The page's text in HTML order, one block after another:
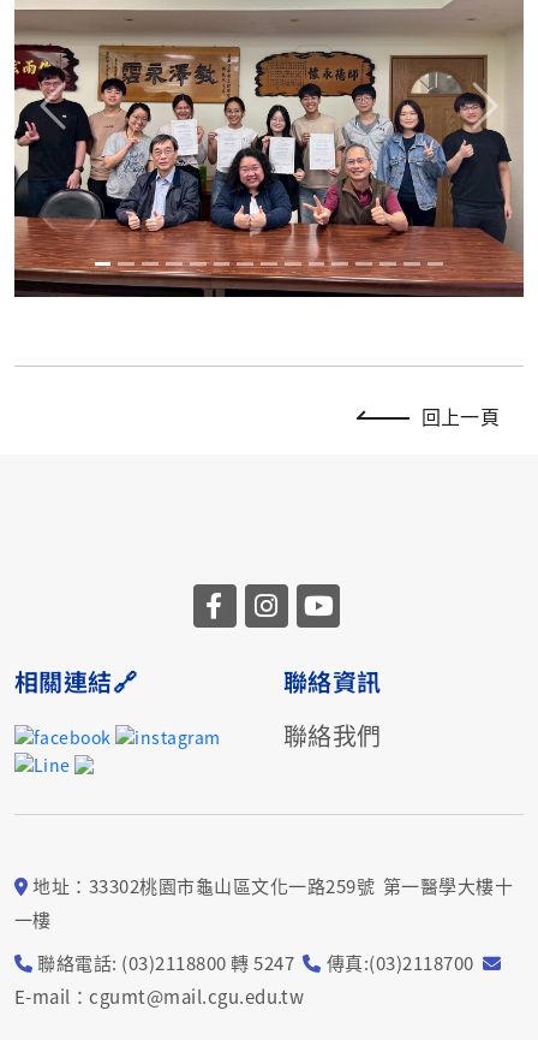
Previous Next
回上一頁
相關連結🔗
聯絡資訊
聯絡我們
地址：33302桃園市龜山區文化一路259號 第一醫學大樓十
一樓
聯絡電話: (03)2118800 轉 5247
傳真:(03)2118700
E-mail：cgumt@mail.cgu.edu.tw